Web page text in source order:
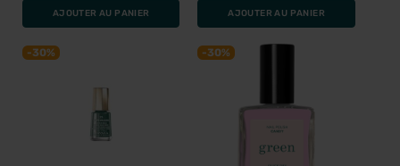
AJOUTER AU PANIER AJOUTER AU PANIER
-30% -30%